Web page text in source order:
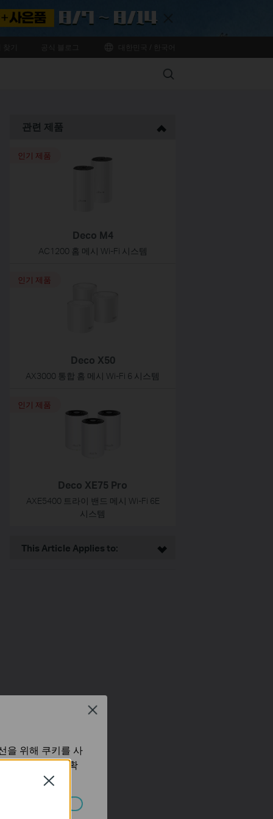
Search
관련 제품
Deco M4
AC1200 홈 메시 Wi-Fi 시스템
인기 제품
Deco X50
AX3000 통합 홈 메시 Wi-Fi 6 시스템
인기 제품
Deco XE75 Pro
AXE5400 트라이 밴드 메시 Wi-Fi 6E
시스템
인기 제품
This Article Applies to:
Close
을 위해 쿠키를 사
처리방침에서 확
Close